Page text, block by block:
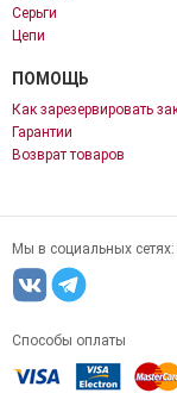
Серьги
Цепи
ПОМОЩЬ
Как зарезервировать
Гарантии
Возврат товаров
Мы в социальных сетях:
Способы оплаты